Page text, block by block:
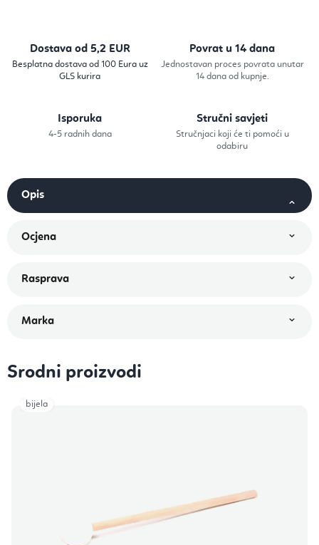
Dostava od 5,2 EUR
Besplatna dostava od 100 Eura uz
GLS kurira
Povrat u 14 dana
Jednostavan proces povrata unutar
14 dana od kupnje.
Isporuka
4-5 radnih dana
Stručni savjeti
Stručnjaci koji će ti pomoći u
odabiru
Srodni proizvodi
bijela